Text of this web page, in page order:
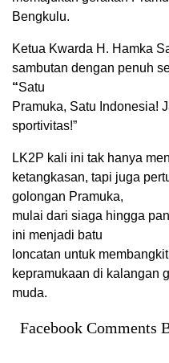
Bengkulu.
Ketua Kwarda H. Hamka
sambutan dengan penuh
“Satu
Pramuka, Satu Indonesia!
sportivitas!”
LK2P kali ini tak hanya
ketangkasan, tapi juga
golongan Pramuka,
mulai dari siaga hingga
ini menjadi batu
loncatan untuk
kepramukaan di kalangan
muda.
Facebook Comments